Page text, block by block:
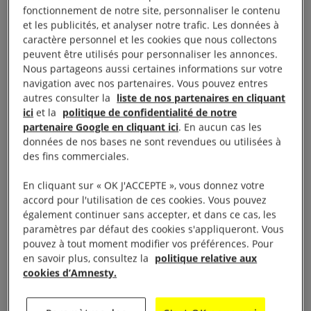
La Mission d’assistance des Nations unies pour
l’Irak (MANUI) a cessé officiellement ses activités le
31 décembre 2025, à la suite d’une demande
formulée par les autorités irakiennes en mai 2024.
Droits des personnes
déplacées
Plus d’un million de personnes étaient toujours
déplacées à l’intérieur du pays. Parmi elles, au
moins 101 000 personnes vivaient encore dans
20 camps au Kurdistan irakien, tandis que les
autres résidaient dans des lieux privés, notamment
fonctionnement de notre site, personnaliser le contenu
et les publicités, et analyser notre trafic. Les données à
caractère personnel et les cookies que nous collectons
peuvent être utilisés pour personnaliser les annonces.
Nous partageons aussi certaines informations sur votre
navigation avec nos partenaires. Vous pouvez entres
autres consulter la liste de nos partenaires en cliquant
ici et la politique de confidentialité de notre
partenaire Google en cliquant ici. En aucun cas les
données de nos bases ne sont revendues ou utilisées à
des fins commerciales.
En cliquant sur « OK J'ACCEPTE », vous donnez votre
accord pour l'utilisation de ces cookies. Vous pouvez
également continuer sans accepter, et dans ce cas, les
paramètres par défaut des cookies s'appliqueront. Vous
pouvez à tout moment modifier vos préférences. Pour
en savoir plus, consultez la politique relative aux
cookies d’Amnesty.